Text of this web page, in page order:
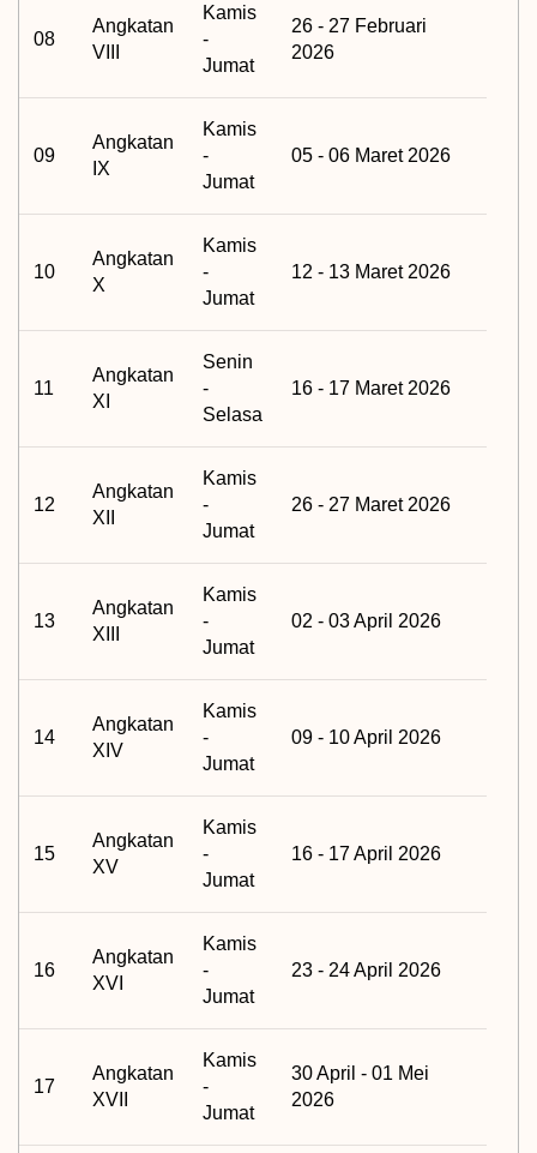
08
Angkatan
VIII
Kamis
-
Jumat
26 - 27 Februari
2026
09
Angkatan
IX
Kamis
-
Jumat
05 - 06 Maret 2026
10
Angkatan
X
Kamis
-
Jumat
12 - 13 Maret 2026
11
Angkatan
XI
Senin
-
Selasa
16 - 17 Maret 2026
12
Angkatan
XII
Kamis
-
Jumat
26 - 27 Maret 2026
13
Angkatan
XIII
Kamis
-
Jumat
02 - 03 April 2026
14
Angkatan
XIV
Kamis
-
Jumat
09 - 10 April 2026
15
Angkatan
XV
Kamis
-
Jumat
16 - 17 April 2026
16
Angkatan
XVI
Kamis
-
Jumat
23 - 24 April 2026
17
Angkatan
XVII
Kamis
-
Jumat
30 April - 01 Mei
2026